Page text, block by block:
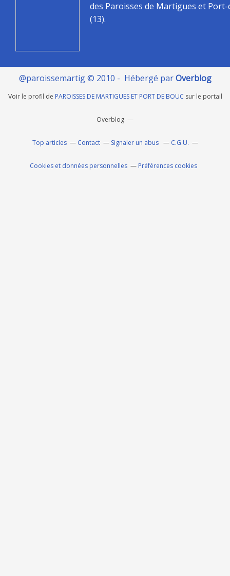
des Paroisses de Martigues et
(13).
@paroissemartig © 2010 - Hébergé parOverblog
Voir le profil de PAROISSES DE MARTIGUES ET PORT DE BOUC sur le portail
Overblog
Top articles Contact Signaler un abus C.G.U.
Cookies et données personnelles Préférences cookies